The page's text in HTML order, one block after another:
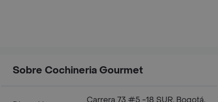
Sobre Cochineria Gourmet
Carrera 73 #5 -18 SUR, Bogotá,